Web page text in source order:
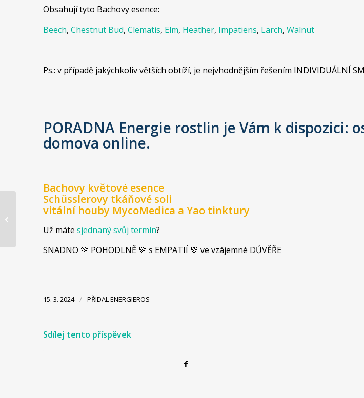
Obsahují tyto Bachovy esence:
Beech, Chestnut Bud, Clematis, Elm, Heather, Impatiens, Larch, Walnut
Ps.: v případě jakýchkoliv větších obtíží, je nejvhodnějším řešením INDIVIDUÁLNÍ
PORADNA Energie rostlin je Vám k dispozici:
domova online.
Bachovy květové esence
Schüsslerovy tkáňové soli
vitální houby MycoMedica a Yao tinktury
Už máte sjednaný svůj termín?
SNADNO 💚 POHODLNĚ 💚 s EMPATIÍ 💚 ve vzájemné DŮVĚŘE
15. 3. 2024 / PŘIDALENERGIEROS
Sdílej tento příspěvek
Mezidobí ZEMĚ 8.10. –